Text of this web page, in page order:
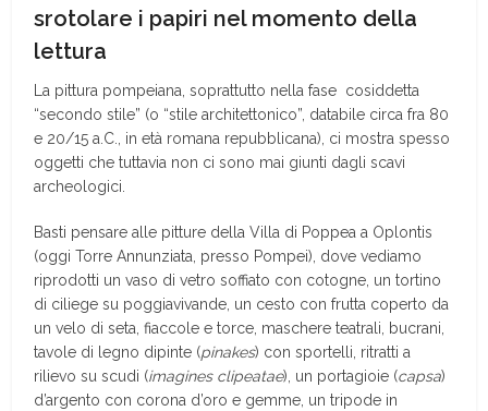
srotolare i papiri nel momento della
lettura
La pittura pompeiana, soprattutto nella fase cosiddetta
“secondo stile” (o “stile architettonico”, databile circa fra 80
e 20/15 a.C., in età romana repubblicana), ci mostra spesso
oggetti che tuttavia non ci sono mai giunti dagli scavi
archeologici.
Basti pensare alle pitture della Villa di Poppea a Oplontis
(oggi Torre Annunziata, presso Pompei), dove vediamo
riprodotti un vaso di vetro soffiato con cotogne, un tortino
di ciliege su poggiavivande, un cesto con frutta coperto da
un velo di seta, fiaccole e torce, maschere teatrali, bucrani,
tavole di legno dipinte (pinakes) con sportelli, ritratti a
rilievo su scudi (imagines clipeatae), un portagioie (capsa)
d’argento con corona d’oro e gemme, un tripode in